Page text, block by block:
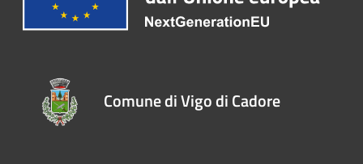
Comune di Vigo di Cadore